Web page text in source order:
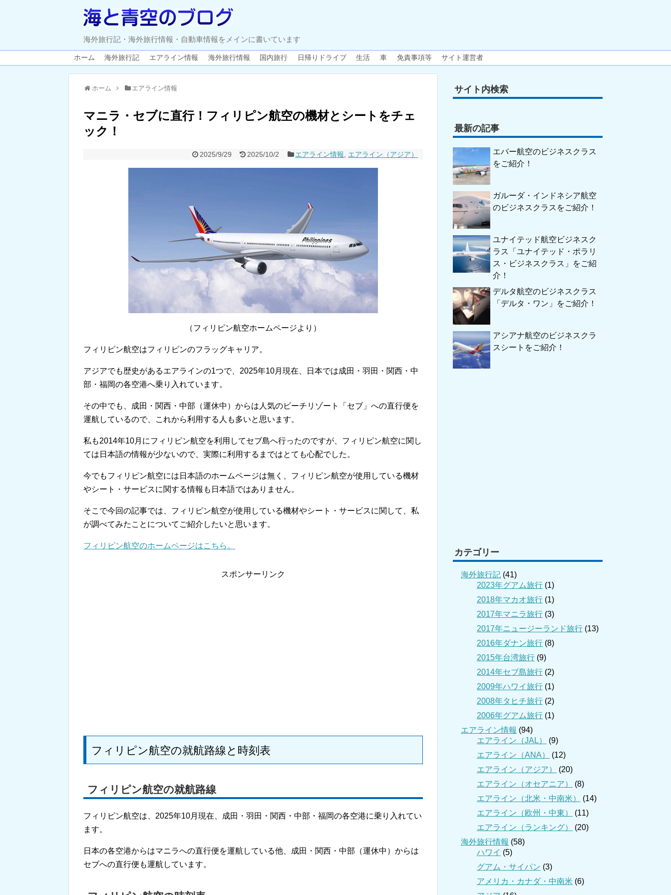
海外旅行記・海外旅行情報・自動車情報をメインに書いています
ホーム 海外旅行記 エアライン情報 海外旅行情報 国内旅行 日帰りドライブ 生活 車 免責事項等 サイト運営者
ホーム エアライン情報
マニラ・セブに直行！フィリピン航空の機材とシートをチェ
ック！
2025/9/29 2025/10/2 エアライン情報, エアライン（アジア）
（フィリピン航空ホームページより）
フィリピン航空はフィリピンのフラッグキャリア。
アジアでも歴史があるエアラインの1つで、2025年10月現在、日本では成田・羽田・関西・中
部・福岡の各空港へ乗り入れています。
その中でも、成田・関西・中部（運休中）からは人気のビーチリゾート「セブ」への直行便を
運航しているので、これから利用する人も多いと思います。
私も2014年10月にフィリピン航空を利用してセブ島へ行ったのですが、フィリピン航空に関し
ては日本語の情報が少ないので、実際に利用するまではとても心配でした。
今でもフィリピン航空には日本語のホームページは無く、フィリピン航空が使用している機材
やシート・サービスに関する情報も日本語ではありません。
そこで今回の記事では、フィリピン航空が使用している機材やシート・サービスに関して、私
が調べてみたことについてご紹介したいと思います。
フィリピン航空のホームページはこちら。
スポンサーリンク
フィリピン航空の就航路線と時刻表
フィリピン航空の就航路線
フィリピン航空は、2025年10月現在、成田・羽田・関西・中部・福岡の各空港に乗り入れてい
ます。
日本の各空港からはマニラへの直行便を運航している他、成田・関西・中部（運休中）からは
セブへの直行便も運航しています。
サイト内検索
最新の記事
エバー航空のビジネスクラス
をご紹介！
ガルーダ・インドネシア航空
のビジネスクラスをご紹介！
ユナイテッド航空ビジネスク
ラス「ユナイテッド・ポラリ
ス・ビジネスクラス」をご紹
介！
デルタ航空のビジネスクラス
「デルタ・ワン」をご紹介！
アシアナ航空のビジネスクラ
スシートをご紹介！
カテゴリー
海外旅行記 (41)
2023年グアム旅行 (1)
2018年マカオ旅行 (1)
2017年マニラ旅行 (3)
2017年ニュージーランド旅行 (13)
2016年ダナン旅行 (8)
2015年台湾旅行 (9)
2014年セブ島旅行 (2)
2009年ハワイ旅行 (1)
2008年タヒチ旅行 (2)
2006年グアム旅行 (1)
エアライン情報 (94)
エアライン（JAL）
(9)
エアライン（ANA）
(12)
エアライン（アジア）
(20)
エアライン（オセアニア）
(8)
エアライン（北米・中南米）
(14)
エアライン（欧州・中東）
(11)
エアライン（ランキング）
(20)
海外旅行情報 (58)
ハワイ (5)
グアム・サイパン (3)
アメリカ・カナダ・中南米 (6)